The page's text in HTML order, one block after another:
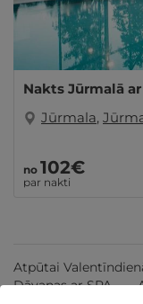
Nakts Jūrmalā
Jūrmala,
no 102€
par nakti
Atpūtai
Dāvanas ar SPA